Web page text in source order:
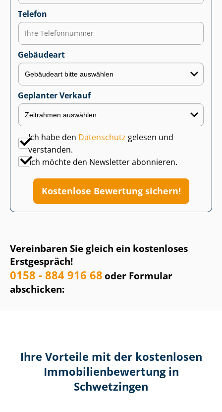
Vereinbaren Sie gleich ein kostenloses
Erstgespräch!
0158 - 884 916 68oder Formular
abschicken:
Telefon
Gebäudeart
Geplanter Verkauf
Ich habe den Datenschutz gelesen und
verstanden.
Ich möchte den Newsletter abonnieren.
Kostenlose Bewertung sichern!
Ihre Vorteile mit der kostenlosen
Im­mo­bi­li­en­be­wer­tung in
Schwetzingen